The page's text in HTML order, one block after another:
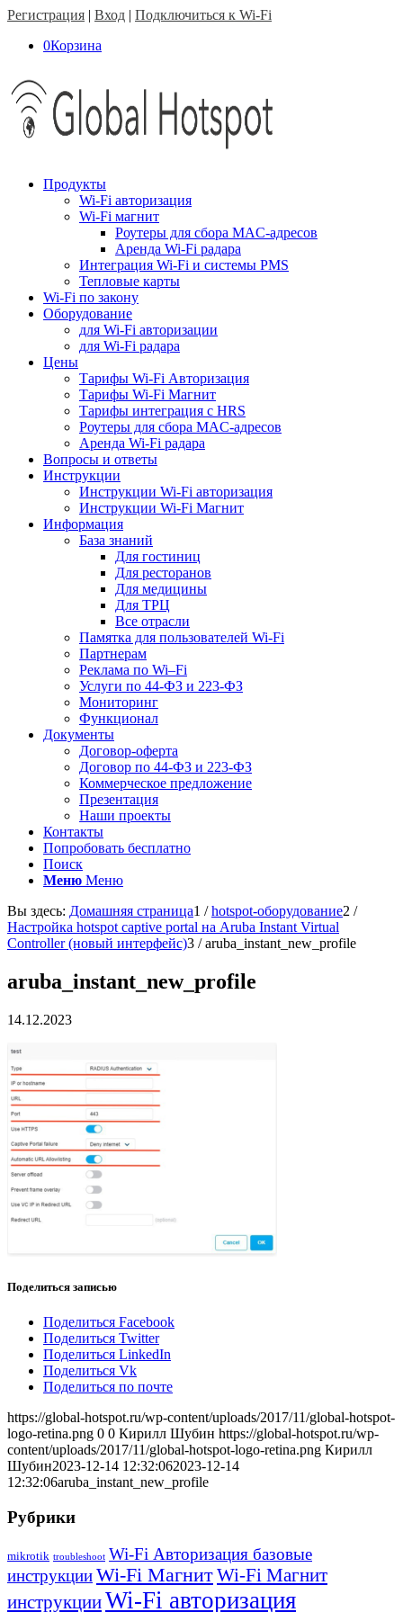
Регистрация | Вход | Подключиться к Wi-Fi
0Корзина
Продукты
Wi-Fi авторизация
Wi-Fi магнит
Роутеры для сбора MAC-адресов
Аренда Wi-Fi радара
Интеграция Wi-Fi и системы PMS
Тепловые карты
Wi-Fi по закону
Оборудование
для Wi-Fi авторизации
для Wi-Fi радара
Цены
Тарифы Wi-Fi Авторизация
Тарифы Wi-Fi Магнит
Тарифы интеграция с HRS
Роутеры для сбора MAC-адресов
Аренда Wi-Fi радара
Вопросы и ответы
Инструкции
Инструкции Wi-Fi авторизация
Инструкции Wi-Fi Магнит
Информация
База знаний
Для гостиниц
Для ресторанов
Для медицины
Для ТРЦ
Все отрасли
Памятка для пользователей Wi-Fi
Партнерам
Реклама по Wi–Fi
Услуги по 44-ФЗ и 223-ФЗ
Мониторинг
Функционал
Документы
Договор-оферта
Договор по 44-ФЗ и 223-ФЗ
Коммерческое предложение
Презентация
Наши проекты
Контакты
Попробовать бесплатно
Поиск
Меню Меню
Вы здесь: Домашняя страница1 / hotspot-оборудование2 /
Настройка hotspot captive portal на Aruba Instant Virtual
Controller (новый интерфейс)3 / aruba_instant_new_profile
aruba_instant_new_profile
14.12.2023
Поделиться записью
Поделиться Facebook
Поделиться Twitter
Поделиться LinkedIn
Поделиться Vk
Поделиться по почте
https://global-hotspot.ru/wp-content/uploads/2017/11/global-hotspot-
logo-retina.png 0 0 Кирилл Шубин https://global-hotspot.ru/wp-
content/uploads/2017/11/global-hotspot-logo-retina.png Кирилл
Шубин2023-12-14 12:32:062023-12-14
12:32:06aruba_instant_new_profile
Рубрики
mikrotik troubleshoot Wi-Fi Авторизация базовые
инструкцииWi-Fi МагнитWi-Fi Магнит
инструкцииWi-Fi авторизация